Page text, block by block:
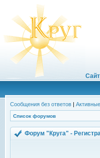
Сообщения без ответов |
Список форумов
Форум "Круга" -